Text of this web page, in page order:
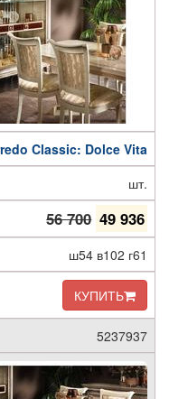
Classic: Dolce Vita
шт.
56 700 49 936
ш54 в102 г61
КУПИТЬ
5237937